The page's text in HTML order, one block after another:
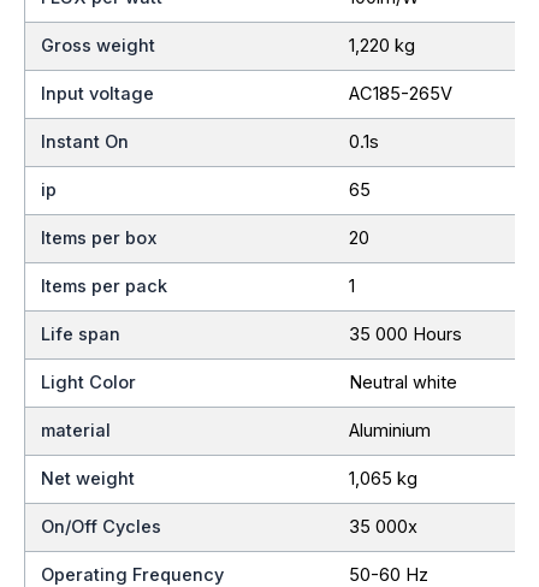
Gross weight 1,220 kg
Input voltage AC185-265V
Instant On 0.1s
ip 65
Items per box 20
Items per pack 1
Life span 35 000 Hours
Light Color Neutral white
material Aluminium
Net weight 1,065 kg
On/Off Cycles 35 000x
Operating Frequency 50-60 Hz